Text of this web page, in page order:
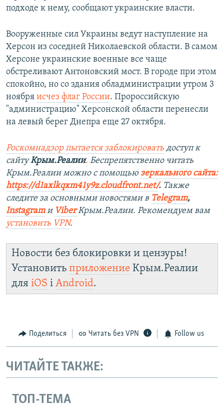
подходе к нему, сообщают украинские власти.
Вооруженные сил Украины ведут наступление на
Херсон из соседней Николаевской области. В самом
Херсоне украинские военные все чаще
обстреливают Антоновский мост. В городе при этом
спокойно, но со здания обладминистрации утром 3
ноября исчез флаг России. Пророссийскую
"администрацию" Херсонской области перенесли
на левый берег Днепра еще 27 октября.
Роскомнадзор пытается заблокировать доступ к
сайтуКрым.Реалии. Беспрепятственно читать
Крым.Реалии можно с помощью зеркального сайта:
https://d1axlkqxm41y9z.cloudfront.net/. ​ Также
следите за основными новостями в Telegram,
Instagram и ViberКрым.Реалии. Рекомендуем вам
установить VPN.
Новости без блокировки и цензуры!
Установить приложение Крым.Реалии
для iOS і Android.
Поделиться Читать без VPN Follow us
ЧИТАЙТЕ ТАКЖЕ:
ТОП-ТЕМА